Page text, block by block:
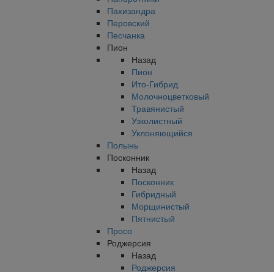
Пахизандра
Перовский
Песчанка
Пион
Назад
Пион
Ито-Гибрид
Молочноцветковый
Травянистый
Узколистный
Уклоняющийся
Полынь
Посконник
Назад
Посконник
Гибридный
Морщинистый
Пятнистый
Просо
Роджерсия
Назад
Роджерсия